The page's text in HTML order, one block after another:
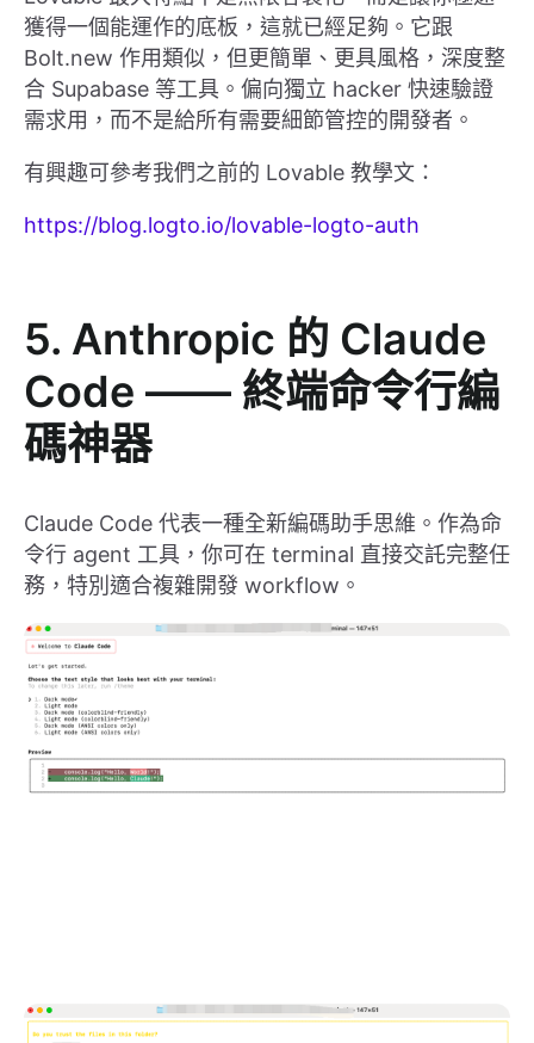
獲得一個能運作的底板，這就已經足夠。它跟
Bolt.new 作用類似，但更簡單、更具風格，深度整
合 Supabase 等工具。偏向獨立 hacker 快速驗證
需求用，而不是給所有需要細節管控的開發者。
有興趣可參考我們之前的 Lovable 教學文：
https://blog.logto.io/lovable-logto-auth
5. Anthropic 的 Claude
Code —— 終端命令行編
碼神器
Claude Code 代表一種全新編碼助手思維。作為命
令行 agent 工具，你可在 terminal 直接交託完整任
務，特別適合複雜開發 workflow。